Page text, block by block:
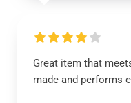
Great item that
made and performs